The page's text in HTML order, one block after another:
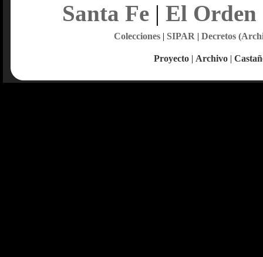
Santa Fe| El Orden
Colecciones| SIPAR | Decretos
Proyecto | Archivo |